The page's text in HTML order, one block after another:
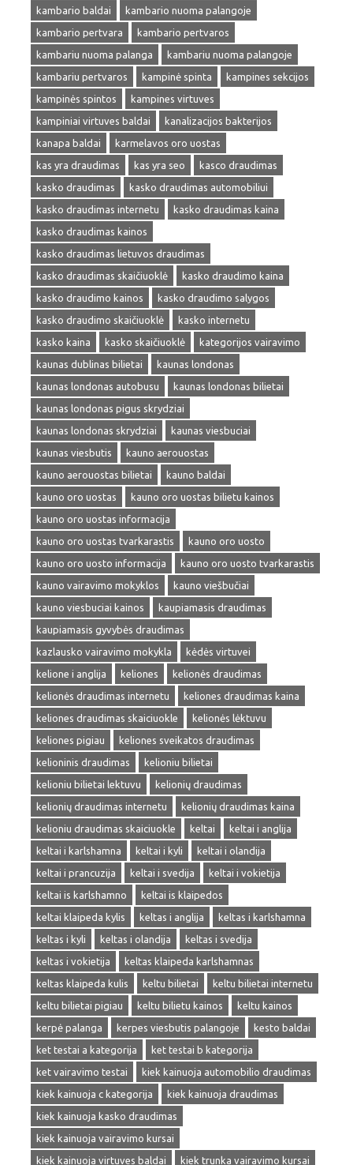
kambario baldai
kambario nuoma palangoje
kambario pertvara
kambario pertvaros
kambariu nuoma palanga
kambariu nuoma palangoje
kambariu pertvaros
kampinė spinta
kampines sekcijos
kampinės spintos
kampines virtuves
kampiniai virtuves baldai
kanalizacijos bakterijos
kanapa baldai
karmelavos oro uostas
kas yra draudimas
kas yra seo
kasco draudimas
kasko draudimas
kasko draudimas automobiliui
kasko draudimas internetu
kasko draudimas kaina
kasko draudimas kainos
kasko draudimas lietuvos draudimas
kasko draudimas skaičiuoklė
kasko draudimo kaina
kasko draudimo kainos
kasko draudimo salygos
kasko draudimo skaičiuoklė
kasko internetu
kasko kaina
kasko skaičiuoklė
kategorijos vairavimo
kaunas dublinas bilietai
kaunas londonas
kaunas londonas autobusu
kaunas londonas bilietai
kaunas londonas pigus skrydziai
kaunas londonas skrydziai
kaunas viesbuciai
kaunas viesbutis
kauno aerouostas
kauno aerouostas bilietai
kauno baldai
kauno oro uostas
kauno oro uostas bilietu kainos
kauno oro uostas informacija
kauno oro uostas tvarkarastis
kauno oro uosto
kauno oro uosto informacija
kauno oro uosto tvarkarastis
kauno vairavimo mokyklos
kauno viešbučiai
kauno viesbuciai kainos
kaupiamasis draudimas
kaupiamasis gyvybės draudimas
kazlausko vairavimo mokykla
kėdės virtuvei
kelione i anglija
keliones
kelionės draudimas
kelionės draudimas internetu
keliones draudimas kaina
keliones draudimas skaiciuokle
kelionės lėktuvu
keliones pigiau
keliones sveikatos draudimas
kelioninis draudimas
kelioniu bilietai
kelioniu bilietai lektuvu
kelionių draudimas
kelionių draudimas internetu
kelionių draudimas kaina
kelioniu draudimas skaiciuokle
keltai
keltai i anglija
keltai i karlshamna
keltai i kyli
keltai i olandija
keltai i prancuzija
keltai i svedija
keltai i vokietija
keltai is karlshamno
keltai is klaipedos
keltai klaipeda kylis
keltas i anglija
keltas i karlshamna
keltas i kyli
keltas i olandija
keltas i svedija
keltas i vokietija
keltas klaipeda karlshamnas
keltas klaipeda kulis
keltu bilietai
keltu bilietai internetu
keltu bilietai pigiau
keltu bilietu kainos
keltu kainos
kerpė palanga
kerpes viesbutis palangoje
kesto baldai
ket testai a kategorija
ket testai b kategorija
ket vairavimo testai
kiek kainuoja automobilio draudimas
kiek kainuoja c kategorija
kiek kainuoja draudimas
kiek kainuoja kasko draudimas
kiek kainuoja vairavimo kursai
kiek kainuoja virtuves baldai
kiek trunka vairavimo kursai